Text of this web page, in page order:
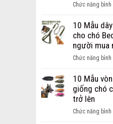
Chức năng
10 Mẫu
cho chó
người mua
Chức năng
10 Mẫu
giống chó
trở lên
Chức năng